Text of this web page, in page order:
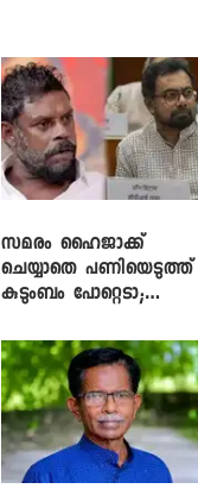
സമരം ഹൈജാക്ക്
ചെയ്യാതെ പണിയെടുത്ത്
കുടുംബം പോറ്റെടാ;
വിനായകൻ